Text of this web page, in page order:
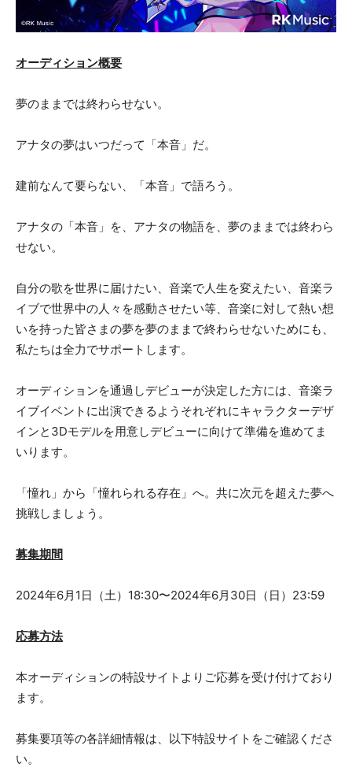
オーディション概要
夢のままでは終わらせない。
アナタの夢はいつだって「本音」だ。
建前なんて要らない、「本音」で語ろう。
アナタの「本音」を、アナタの物語を、夢のままでは終わら
せない。
自分の歌を世界に届けたい、音楽で人生を変えたい、音楽ラ
イブで世界中の人々を感動させたい等、音楽に対して熱い想
いを持った皆さまの夢を夢のままで終わらせないためにも、
私たちは全力でサポートします。
オーディションを通過しデビューが決定した方には、音楽ラ
イブイベントに出演できるようそれぞれにキャラクターデザ
インと3Dモデルを用意しデビューに向けて準備を進めてま
いります。
「憧れ」から「憧れられる存在」へ。共に次元を超えた夢へ
挑戦しましょう。
募集期間
2024年6月1日（土）18:30〜2024年6月30日（日）23:59
応募方法
本オーディションの特設サイトよりご応募を受け付けており
ます。
募集要項等の各詳細情報は、以下特設サイトをご確認くださ
い。